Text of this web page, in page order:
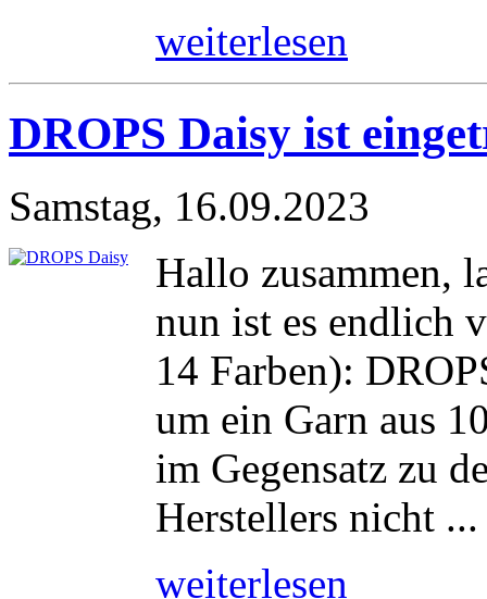
weiterlesen
DROPS Daisy ist
Samstag, 16.09.2023
Hallo zusammen,
nun ist es endlich
14 Farben):
um ein Garn aus
im Gegensatz zu
Herstellers nicht ...
weiterlesen